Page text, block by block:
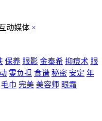
×
保养 眼影 金泰希 抑痘术 眼
零负担 食谱 秘密 安定 年
毛巾 完美 美容师 眼霜